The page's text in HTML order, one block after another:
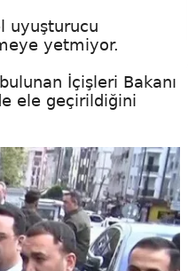
uyuşturucu
yetmiyor.
İçişleri Bakanı
ele geçirildiğini